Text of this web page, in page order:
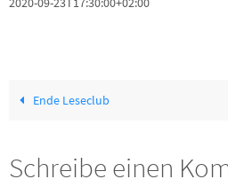
Ende Leseclub
Schreibe einen